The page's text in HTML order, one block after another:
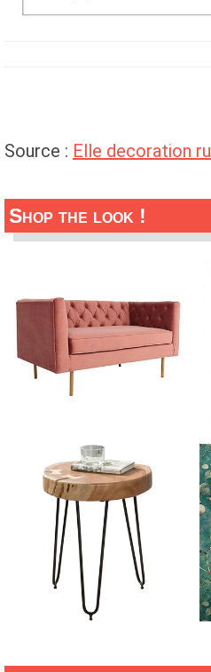
Source : Elle decoration ru
Shop the look !